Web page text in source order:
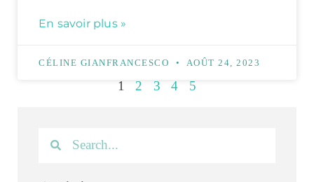
En savoir plus »
CÉLINE GIANFRANCESCO AOÛT 24, 2023
1 2 3 4 5